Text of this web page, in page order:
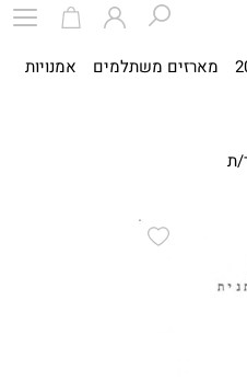
מארזים משתלמים אמנויות
ת